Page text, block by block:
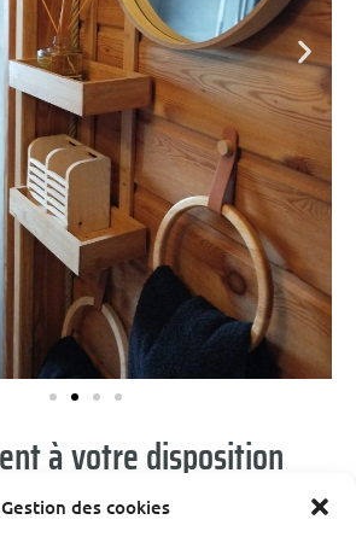
Gestion des cookies
à votre disposition
220V